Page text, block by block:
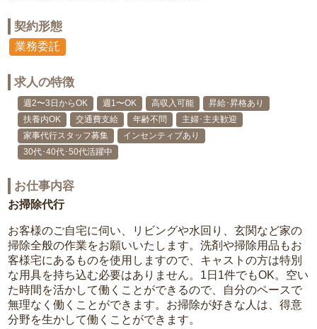
契約形態
業務委託
求人の特徴
週2〜3日からOK 週1〜OK 高収入可能
昇給･昇格あり
扶養内OK
交通費支給 年齢不問
主婦･主夫歓迎
家事代行スタッフ募集
インセンティブあり
30代･40代･50代活躍中
お仕事内容
お掃除代行
お客様のご自宅に伺い、リビングや水回り、玄関など家の
掃除全般の作業をお願いいたします。洗剤や掃除用品もお
客様宅にあるものを使用しますので、キャストの方は特別
な用具を持ち込む必要はありません。1日1件でもOK。空い
た時間を活かして働くことができるので、自分のペースで
無理なく働くことができます。お掃除が好きな人は、得意
分野を生かして働くことができます。